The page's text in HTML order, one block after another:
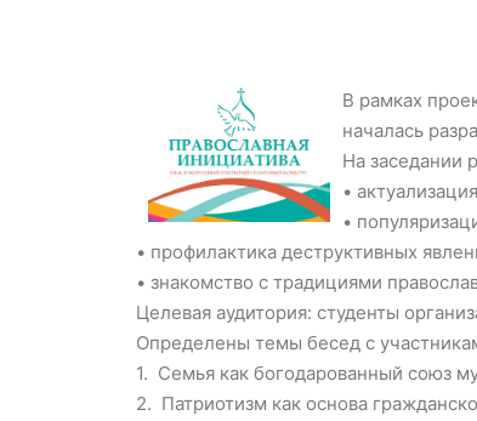
В рамках
началась
На заседании
•
•
• профилактика деструктивных
• знакомство с традициями
Целевая аудитория: студенты
Определены темы бесед с
1. Семья как богодарованный союз
2. Патриотизм как основа